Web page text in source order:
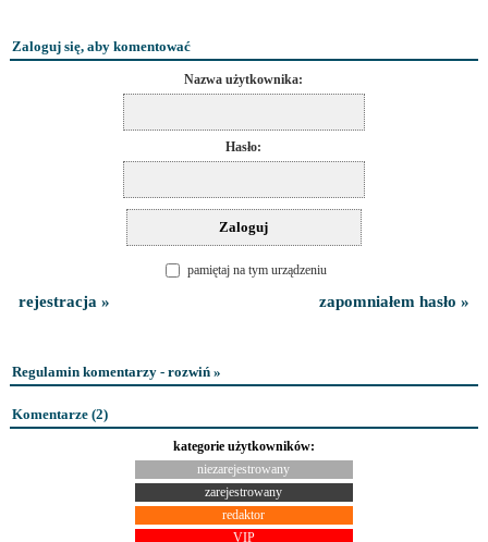
Zaloguj się, aby komentować
Nazwa użytkownika:
Hasło:
pamiętaj na tym urządzeniu
rejestracja » zapomniałem hasło »
Regulamin komentarzy - rozwiń »
Komentarze (2)
kategorie użytkowników:
niezarejestrowany
zarejestrowany
redaktor
VIP